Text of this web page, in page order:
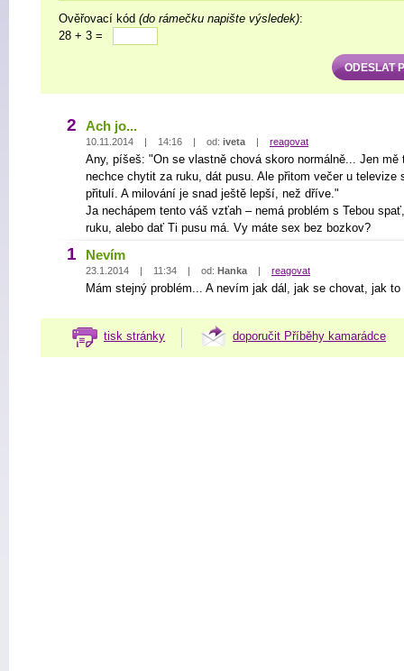
Ověřovací kód (do rámečku napište výsledek):
28 + 3 =
2 Ach jo...
10.11.2014 | 14:16 | od: iveta | reagovat
Any, píšeš: "On se vlastně chová skoro normálně... Jen mě
nechce chytit za ruku, dát pusu. Ale přitom večer u televize
přitulí. A milování je snad ještě lepší, než dříve."
Ja nechápem tento váš vzťah – nemá problém s Tebou
ruku, alebo dať Ti pusu má. Vy máte sex bez bozkov?
1 Nevím
23.1.2014 | 11:34 | od: Hanka | reagovat
Mám stejný problém... A nevím jak dál, jak se chovat, jak to
tisk stránky doporučit Příběhy kamarádce